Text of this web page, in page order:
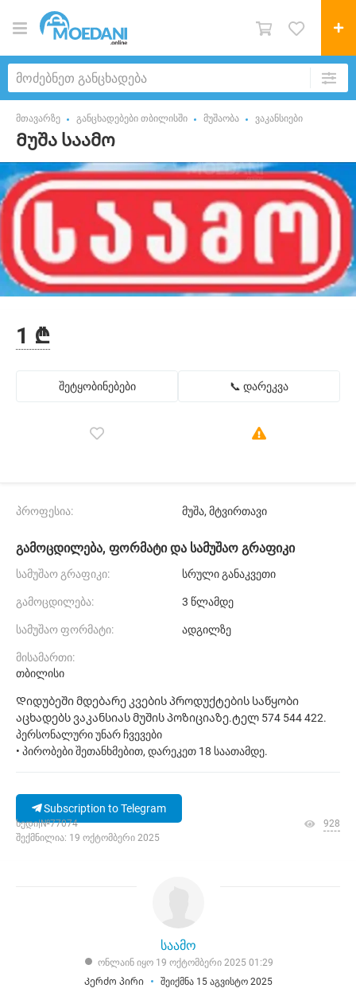
მთავარზე განცხადებები თბილისში მუშაობა ვაკანსიები
Მუშა საამო
1 ₾
შეტყობინებები 📞 დარეკვა
პროფესია: მუშა, მტვირთავი
გამოცდილება, ფორმატი და სამუშაო გრაფიკი
სამუშაო გრაფიკი: სრული განაკვეთი
გამოცდილება: 3 წლამდე
სამუშაო ფორმატი: ადგილზე
მისამართი:
თბილისი
Დიდუბეში მდებარე კვების პროდუქტების საწყობი
აცხადებს ვაკანსიას მუშის პოზიციაზე.ტელ 574 544 422.
პერსონალური უნარ ჩვევები
• პირობები შეთანხმებით, დარეკეთ 18 საათამდე.
Subscription to Telegram
ხედი|№77074
შექმნილია: 19 ოქტომბერი 2025
928
საამო
ონლაინ იყო 19 ოქტომბერი 2025 01:29
Კერძო პირი
შეიქმნა 15 აგვისტო 2025